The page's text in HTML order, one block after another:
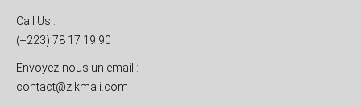
Call Us :
(+223) 78 17 19 90
Envoyez-nous un email :
contact@zikmali.com